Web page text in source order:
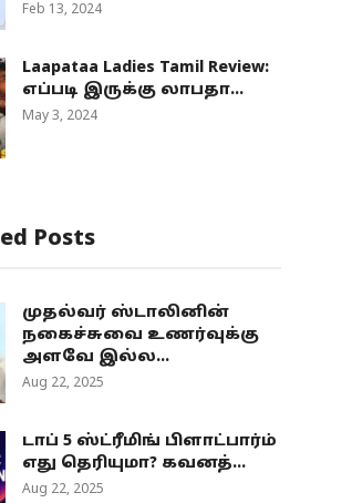
Feb 13, 2024
Laapataa Ladies Tamil Review:
எப்படி இருக்கு லாபதா...
May 3, 2024
Posts
முதல்வர் ஸ்டாலினின்
நகைச்சுவை உணர்வுக்கு
அளவே இல்ல...
Aug 22, 2025
டாப் 5 ஸ்ட்ரீமிங் பிளாட்பார்ம்
எது தெரியுமா? கவனத்...
Aug 22, 2025